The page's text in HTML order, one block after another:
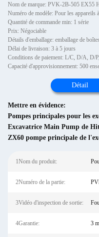
Nom de marque: PVK-2B-505 EX55
Numéro de modèle: Pour les appareils
Quantité de commande min: 1 série
Prix: Négociable
Détails d'emballage: emballage de
Délai de livraison: 3 à 5 jours
Conditions de paiement: L/C, D/A, D/
Capacité d'approvisionnement: 500
Détail
Mettre en évidence:
Pompes principales pour les
Excavatrice Main Pump de
ZX60 pompe principale de
1Nom du produit:
2Numéro de la partie:
3Vidéo d'inspection de sortie:
4Garantie: 3